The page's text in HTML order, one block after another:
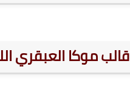
قالب موكا العبقري